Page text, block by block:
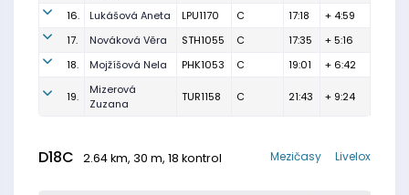
16. Lukášová Aneta LPU1170 C 17:18
+ 4:59
17.
Nováková Věra STH1055 C 17:35
+ 5:16
18.
Mojžíšová Nela PHK1053 C 19:01 + 6:42
19.
Mizerová
Zuzana
TUR1158 C 21:43 + 9:24
D18C 2.64 km, 30 m, 18 kontrol Livelox
Mezičasy